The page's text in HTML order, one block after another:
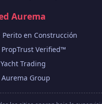
Aurema
en Construcción
PropTrust Verified™
Trading
Aurema Group